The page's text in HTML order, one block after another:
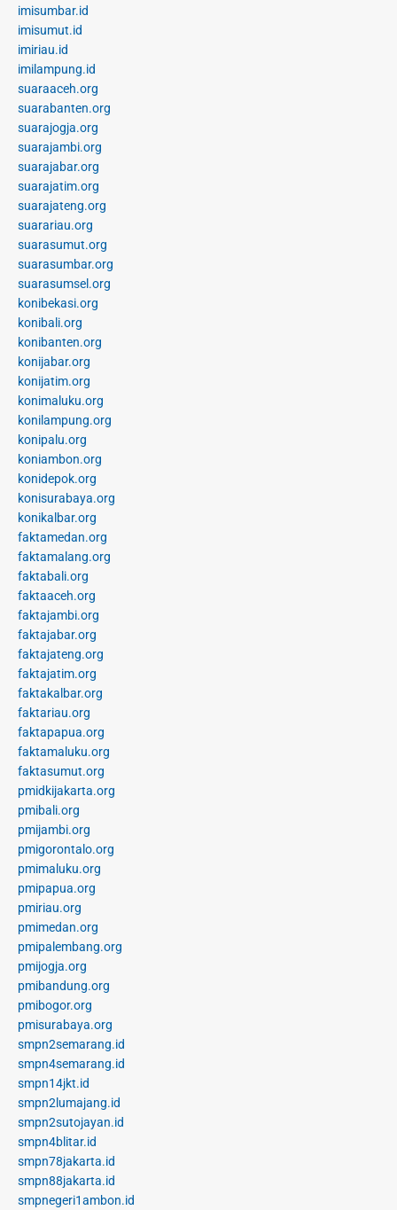
imisumbar.id
imisumut.id
imiriau.id
imilampung.id
suaraaceh.org
suarabanten.org
suarajogja.org
suarajambi.org
suarajabar.org
suarajatim.org
suarajateng.org
suarariau.org
suarasumut.org
suarasumbar.org
suarasumsel.org
konibekasi.org
konibali.org
konibanten.org
konijabar.org
konijatim.org
konimaluku.org
konilampung.org
konipalu.org
koniambon.org
konidepok.org
konisurabaya.org
konikalbar.org
faktamedan.org
faktamalang.org
faktabali.org
faktaaceh.org
faktajambi.org
faktajabar.org
faktajateng.org
faktajatim.org
faktakalbar.org
faktariau.org
faktapapua.org
faktamaluku.org
faktasumut.org
pmidkijakarta.org
pmibali.org
pmijambi.org
pmigorontalo.org
pmimaluku.org
pmipapua.org
pmiriau.org
pmimedan.org
pmipalembang.org
pmijogja.org
pmibandung.org
pmibogor.org
pmisurabaya.org
smpn2semarang.id
smpn4semarang.id
smpn14jkt.id
smpn2lumajang.id
smpn2sutojayan.id
smpn4blitar.id
smpn78jakarta.id
smpn88jakarta.id
smpnegeri1ambon.id